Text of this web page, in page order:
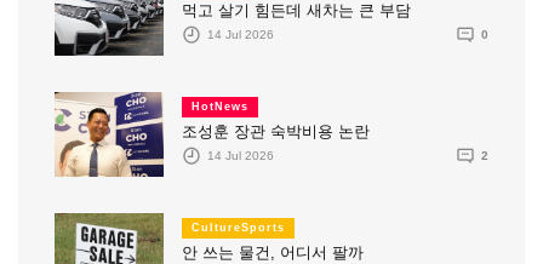
먹고 살기 힘든데 새차는 큰 부담
14 Jul 2026 0
HotNews
조성훈 장관 숙박비용 논란
14 Jul 2026 2
CultureSports
안 쓰는 물건, 어디서 팔까